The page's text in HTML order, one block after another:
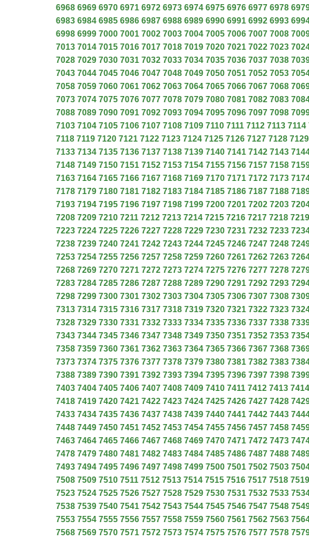
6968 6969 6970 6971 6972 6973 6974 6975 6976 6977 6978
6983 6984 6985 6986 6987 6988 6989 6990 6991 6992 6993
6998 6999 7000 7001 7002 7003 7004 7005 7006 7007 7008
7013 7014 7015 7016 7017 7018 7019 7020 7021 7022 7023
7028 7029 7030 7031 7032 7033 7034 7035 7036 7037 7038
7043 7044 7045 7046 7047 7048 7049 7050 7051 7052 7053
7058 7059 7060 7061 7062 7063 7064 7065 7066 7067 7068
7073 7074 7075 7076 7077 7078 7079 7080 7081 7082 7083
7088 7089 7090 7091 7092 7093 7094 7095 7096 7097 7098
7103 7104 7105 7106 7107 7108 7109 7110 7111 7112 7113 7114
7118 7119 7120 7121 7122 7123 7124 7125 7126 7127 7128 7129
7133 7134 7135 7136 7137 7138 7139 7140 7141 7142 7143
7148 7149 7150 7151 7152 7153 7154 7155 7156 7157 7158
7163 7164 7165 7166 7167 7168 7169 7170 7171 7172 7173
7178 7179 7180 7181 7182 7183 7184 7185 7186 7187 7188
7193 7194 7195 7196 7197 7198 7199 7200 7201 7202 7203
7208 7209 7210 7211 7212 7213 7214 7215 7216 7217 7218 7219
7223 7224 7225 7226 7227 7228 7229 7230 7231 7232 7233
7238 7239 7240 7241 7242 7243 7244 7245 7246 7247 7248
7253 7254 7255 7256 7257 7258 7259 7260 7261 7262 7263
7268 7269 7270 7271 7272 7273 7274 7275 7276 7277 7278
7283 7284 7285 7286 7287 7288 7289 7290 7291 7292 7293
7298 7299 7300 7301 7302 7303 7304 7305 7306 7307 7308
7313 7314 7315 7316 7317 7318 7319 7320 7321 7322 7323
7328 7329 7330 7331 7332 7333 7334 7335 7336 7337 7338
7343 7344 7345 7346 7347 7348 7349 7350 7351 7352 7353
7358 7359 7360 7361 7362 7363 7364 7365 7366 7367 7368
7373 7374 7375 7376 7377 7378 7379 7380 7381 7382 7383
7388 7389 7390 7391 7392 7393 7394 7395 7396 7397 7398
7403 7404 7405 7406 7407 7408 7409 7410 7411 7412 7413 7414
7418 7419 7420 7421 7422 7423 7424 7425 7426 7427 7428
7433 7434 7435 7436 7437 7438 7439 7440 7441 7442 7443
7448 7449 7450 7451 7452 7453 7454 7455 7456 7457 7458
7463 7464 7465 7466 7467 7468 7469 7470 7471 7472 7473
7478 7479 7480 7481 7482 7483 7484 7485 7486 7487 7488
7493 7494 7495 7496 7497 7498 7499 7500 7501 7502 7503
7508 7509 7510 7511 7512 7513 7514 7515 7516 7517 7518 7519
7523 7524 7525 7526 7527 7528 7529 7530 7531 7532 7533
7538 7539 7540 7541 7542 7543 7544 7545 7546 7547 7548
7553 7554 7555 7556 7557 7558 7559 7560 7561 7562 7563
7568 7569 7570 7571 7572 7573 7574 7575 7576 7577 7578